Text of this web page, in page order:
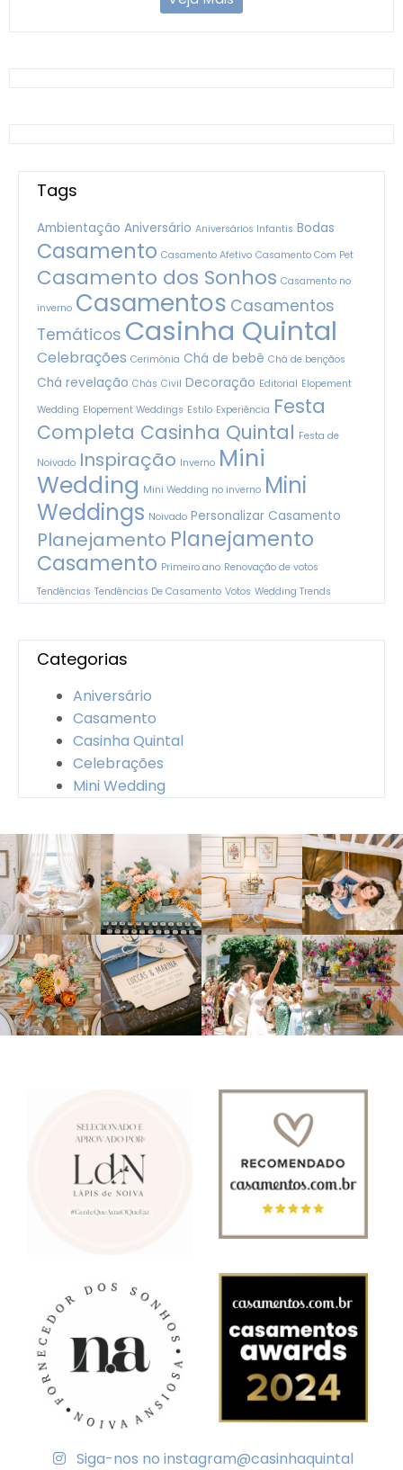
Tags
Ambientação Aniversário Aniversários Infantis Bodas
Casamento Casamento Afetivo Casamento Com Pet
Casamento dos Sonhos Casamento no
inverno Casamentos Casamentos
Temáticos Casinha Quintal
Celebrações Cerimônia Chá de bebê Chá de bençãos
Chá revelação Chás Civil Decoração Editorial Elopement
Wedding Elopement Weddings Estilo Experiência Festa
Completa Casinha Quintal Festa de
Noivado Inspiração Inverno Mini
Wedding Mini Wedding no inverno Mini
Weddings Noivado Personalizar Casamento
Planejamento Planejamento
Casamento Primeiro ano Renovação de votos
Tendências Tendências De Casamento Votos Wedding Trends
Categorias
Aniversário
Casamento
Casinha Quintal
Celebrações
Mini Wedding
Siga-nos no instagram@casinhaquintal